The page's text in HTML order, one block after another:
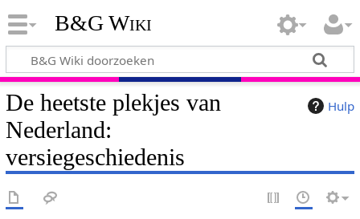
B&G Wiki
Hulp
De heetste plekjes van
Nederland:
versiegeschiedenis